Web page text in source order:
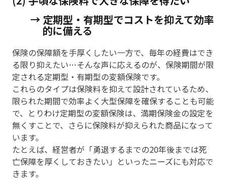
→ 定期型・有期型でコストを抑えて効率
的に備える
保険の保障額を手厚くしたい一方で、毎年の経費はでき
る限り抑えたい…そんな声に応えるのが、保険期間が限
定される定期型・有期型の変額保険です。
これらのタイプは保険料を抑えて設計されているため、
限られた期間で効率よく大型保障を確保することも可能
で、とりわけ定期型の変額保険は、満期保険金の設定を
無くすことで、さらに保険料が抑えられた商品になって
います。
たとえば、経営者が「勇退するまでの20年後までは死
亡保障を厚くしておきたい」といったニーズにも対応で
きます。